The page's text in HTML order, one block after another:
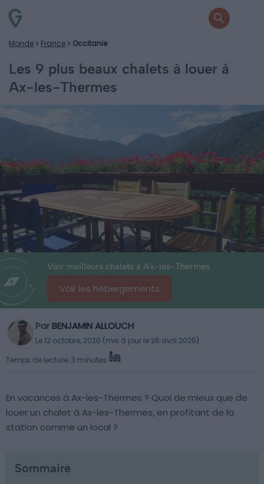
Monde France Occitanie
Les 9 plus beaux chalets à louer à
Ax-les-Thermes
Voir meilleurs chalets à Ax-les-Thermes
Voir les hébergements
Par BENJAMIN ALLOUCH
Le 12 octobre, 2020 (mis à jour le 26 avril 2025)
Temps de lecture: 3 minutes
En vacances à Ax-les-Thermes ? Quoi de mieux que de
louer un chalet à Ax-les-Thermes, en profitant de la
station comme un local ?
Sommaire